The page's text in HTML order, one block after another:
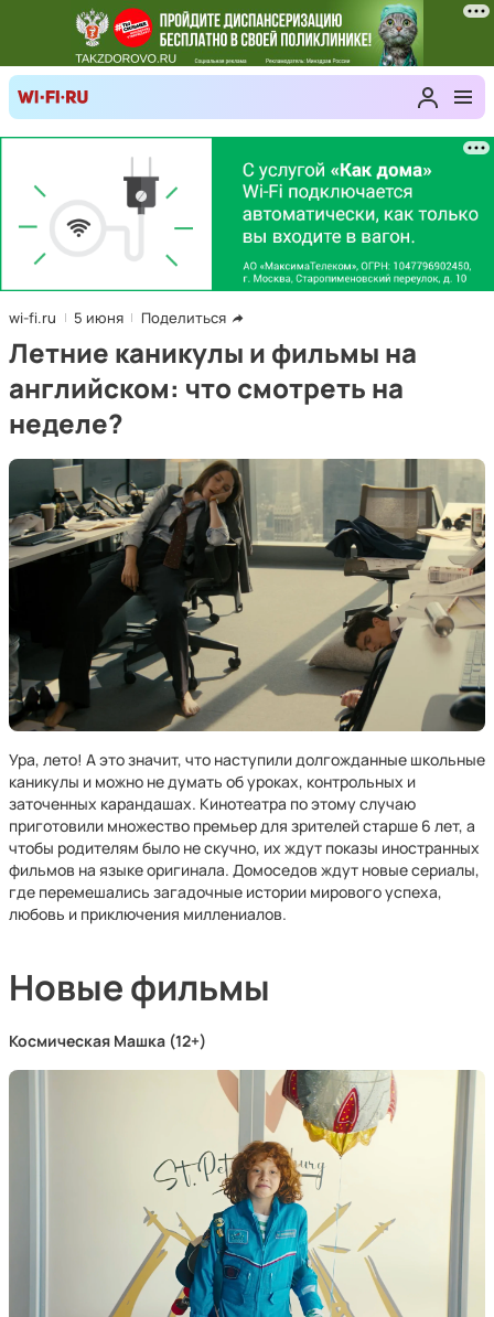
wi-fi.ru 5 июня Поделиться
Летние каникулы и фильмы на
английском: что смотреть на
неделе?
Ура, лето! А это значит, что наступили долгожданные школьные
каникулы и можно не думать об уроках, контрольных и
заточенных карандашах. Кинотеатра по этому случаю
приготовили множество премьер для зрителей старше 6 лет, а
чтобы родителям было не скучно, их ждут показы иностранных
фильмов на языке оригинала. Домоседов ждут новые сериалы,
где перемешались загадочные истории мирового успеха,
любовь и приключения миллениалов.
Новые фильмы
Космическая Машка (12+)